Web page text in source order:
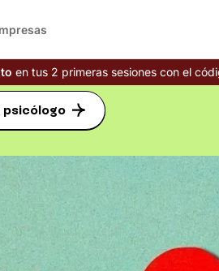
en tus 2 primeras sesiones con el